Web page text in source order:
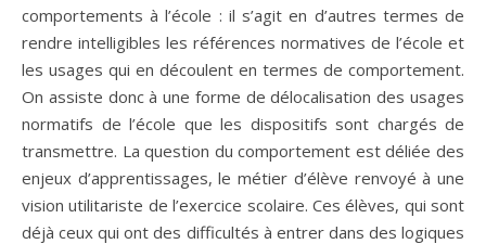
comportements à l’école : il s’agit en d’autres termes de
rendre intelligibles les références normatives de l’école et
les usages qui en découlent en termes de comportement.
On assiste donc à une forme de délocalisation des usages
normatifs de l’école que les dispositifs sont chargés de
transmettre. La question du comportement est déliée des
enjeux d’apprentissages, le métier d’élève renvoyé à une
vision utilitariste de l’exercice scolaire. Ces élèves, qui sont
déjà ceux qui ont des difficultés à entrer dans des logiques